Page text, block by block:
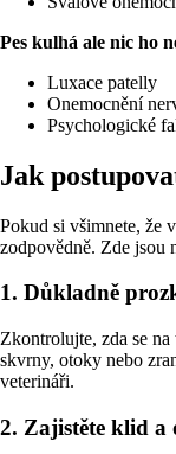
Pes kulhá ale nic ho
Luxace patelly
Onemocnění
Psychologické
Jak
Pokud si všimnete, že
zodpovědně. Zde jsou
1. Důkladně
Zkontrolujte, zda se
skvrny, otoky nebo
veterináři.
2. Zajistěte klid a